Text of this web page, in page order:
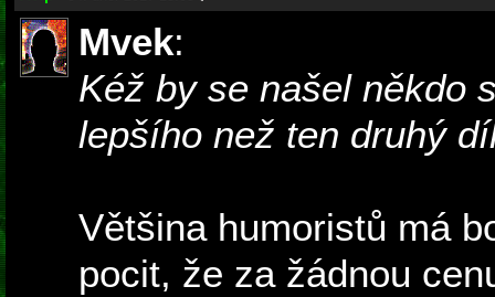
Mvek:
Kéž by se našel někdo
lepšího než ten druhý
Většina humoristů má
pocit, že za žádnou